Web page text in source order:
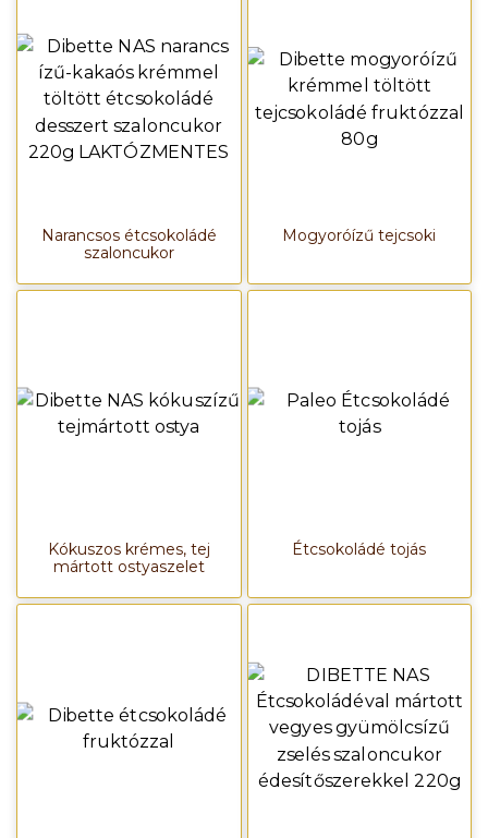
Narancsos étcsokoládé
szaloncukor
Mogyoróízű tejcsoki
Kókuszos krémes, tej
mártott ostyaszelet
Étcsokoládé tojás